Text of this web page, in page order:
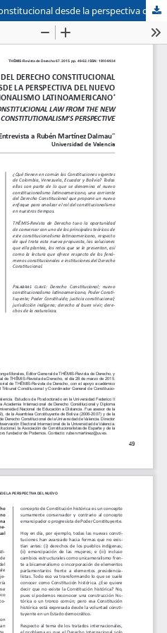
Análisis crítico del Derecho Constitucional desde la perspectiva del nuevo constitucionalismo latinoamericano. Entrevista a Rubén Martínez Dalmau